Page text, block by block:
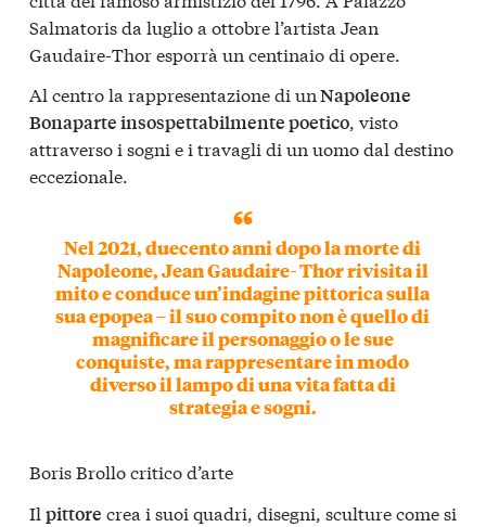
Salmatoris da luglio a ottobre l’artista Jean
Gaudaire-Thor esporrà un centinaio di opere.
Al centro la rappresentazione di unNapoleone
Bonaparte insospettabilmente poetico, visto
attraverso i sogni e i travagli di un uomo dal destino
eccezionale.
Nel 2021, duecento anni dopo la morte di
Napoleone, Jean Gaudaire- Thorrivisita il
mito e conduce un’indagine pittorica sulla
sua epopea– il suo compito non è quello di
magnificare il personaggio o le sue
conquiste, ma rappresentare in modo
diverso il lampo di una vita fatta di
strategia e sogni.
Boris Brollo critico d’arte
Il pittore crea i suoi quadri, disegni, sculture come si